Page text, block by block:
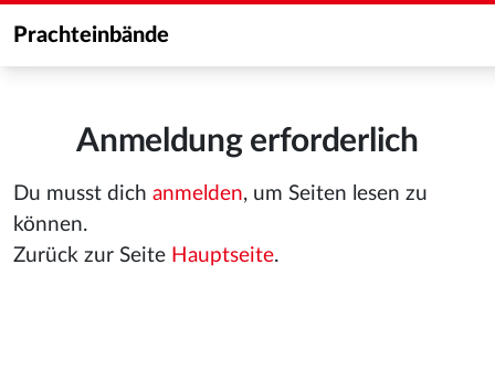
Prachteinbände
Anmeldung erforderlich
Du musst dich anmelden, um Seiten lesen zu
können.
Zurück zur Seite Hauptseite.